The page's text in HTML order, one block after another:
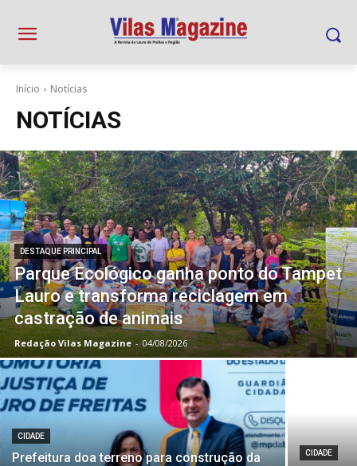
Início Notícias
NOTÍCIAS
DESTAQUE PRINCIPAL
Parque Ecológico ganha ponto do Tampet
Lauro e transforma reciclagem em
castração de animais
Redação Vilas Magazine - 04/08/2026
CIDADE
Prefeitura doa terreno para construção da
CIDADE